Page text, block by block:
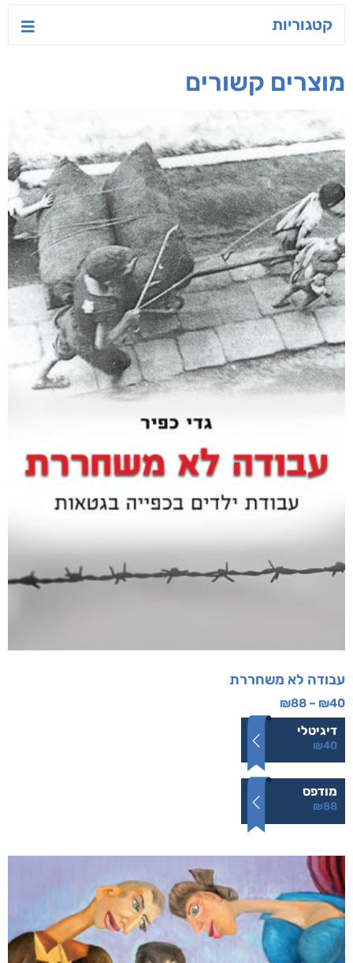
קטגוריות
מוצרים קשורים
עבודה לא משחררת
₪40
–
₪88
דיגיטלי
₪40
מודפס
₪88